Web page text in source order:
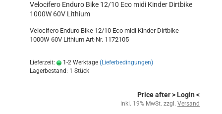
Velocifero Enduro Bike 12/10 Eco midi Kinder Dirtbike
1000W 60V Lithium
Velocifero Enduro Bike 12/10 Eco midi Kinder Dirtbike
1000W 60V Lithium Art-Nr. 1172105
Lieferzeit: 1-2 Werktage (Lieferbedingungen)
Lagerbestand: 1 Stück
Price after> Login <
inkl. 19% MwSt. zzgl. Versand